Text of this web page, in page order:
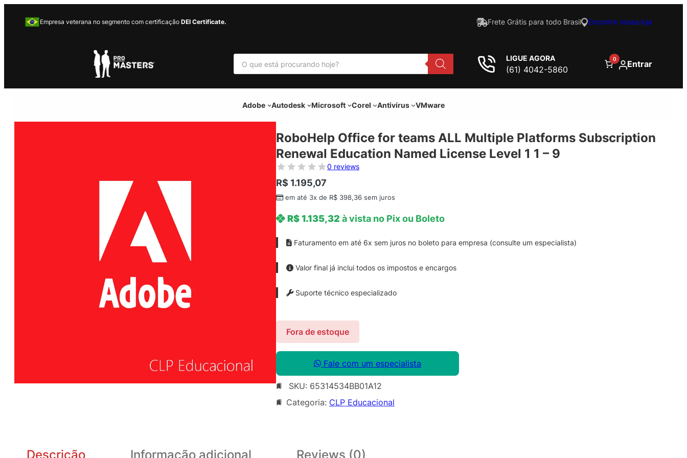
Empresa veterana no segmento com certificação DEI Certificate. Frete Grátis para todo Brasil Encontre nossa loja
P
s
u
r
LIGUE AGORA
(61) 4042-5860
0 Entrar
Adobe Autodesk Microsoft Corel Antivírus VMware
RoboHelp Office for teams ALL Multiple Platforms Subscription
Renewal Education Named License Level 1 1 – 9
0 reviews
R$ 1.195,07
em até 3x de R$ 398,36 sem juros
R$1.135,32 à vista no Pix ou Boleto
Faturamento em até 6x sem juros no boleto para empresa (consulte um especialista)
Valor final já inclui todos os impostos e encargos
Suporte técnico especializado
Fora de estoque
Fale com um especialista
SKU: 65314534BB01A12
Categoria: CLP Educacional
Descrição Informação adicional Reviews (0)